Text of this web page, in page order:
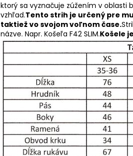
ktorý sa vyznačuje zúžením v oblasti
vzhľad.Tento strih je určený pre
taktiež vo svojom voľnom čase.
názve. Napr. Košeľa F42 SLIM.Košele